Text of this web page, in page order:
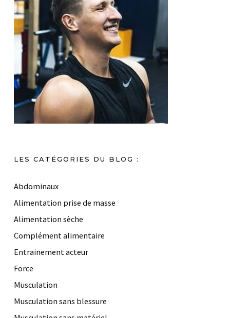
LES CATÉGORIES DU BLOG :
Abdominaux
Alimentation prise de masse
Alimentation sèche
Complément alimentaire
Entrainement acteur
Force
Musculation
Musculation sans blessure